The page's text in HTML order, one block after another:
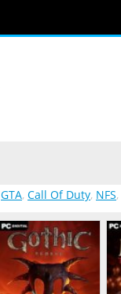
GTA, Call Of Duty, NFS,